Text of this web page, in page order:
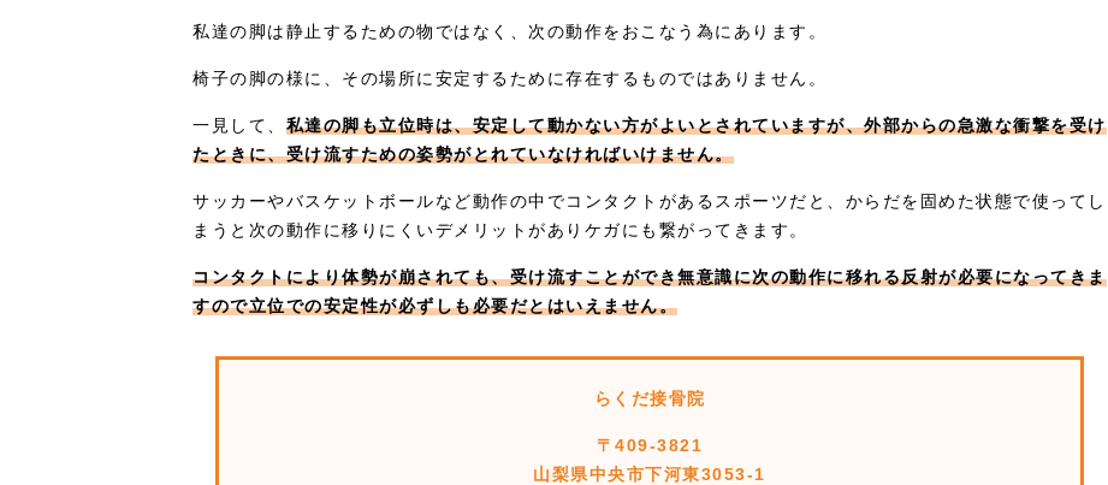
私達の脚は静止するための物ではなく、次の動作をおこなう為にあります。
椅子の脚の様に、その場所に安定するために存在するものではありません。
一見して、 私達の脚も立位時は、安定して動かない方がよいとされていますが、外部からの急激な衝撃を受け
たときに、受け流すための姿勢がとれていなければいけません。
サッカーやバスケットボールなど動作の中でコンタクトがあるスポーツだと、からだを固めた状態で使ってし
まうと次の動作に移りにくいデメリットがありケガにも繋がってきます。
コンタクトにより体勢が崩されても、受け流すことができ無意識に次の動作に移れる反射が必要になってきま
すので立位での安定性が必ずしも必要だとはいえません。
らくだ接骨院
〒409-3821
山梨県中央市下河東3053-1